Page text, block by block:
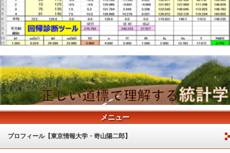
メニュー
プロフィール【東京情報大学・嵜山陽二郎】